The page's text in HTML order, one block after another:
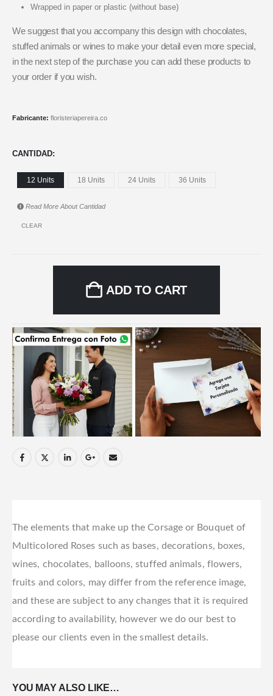
Wrapped in paper or plastic (without base)
We suggest that you accompany this design with chocolates,
stuffed animals or wines to make your detail even more special,
in the next step of the purchase you can add these products to
your order if you wish.
Fabricante: floristeriapereira.co
CANTIDAD
12 Units 18 Units 24 Units 36 Units
Read More AboutCantidad
CLEAR
ADD TO CART
The elements that make up the Corsage or Bouquet of
Multicolored Roses such as bases, decorations, boxes,
wines, chocolates, balloons, stuffed animals, flowers,
fruits and colors, may differ from the reference image,
and these are subject to any changes that it is required
according to availability, however we do our best to
please our clients even in the smallest details.
YOU MAY ALSO LIKE…